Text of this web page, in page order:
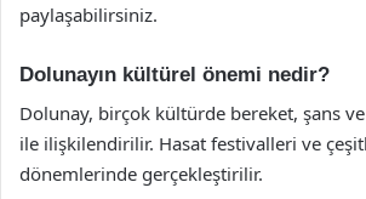
paylaşabilirsiniz.
Dolunayın kültürel önemi nedir?
Dolunay, birçok kültürde bereket, şans
ile ilişkilendirilir. Hasat festivalleri ve
dönemlerinde gerçekleştirilir.